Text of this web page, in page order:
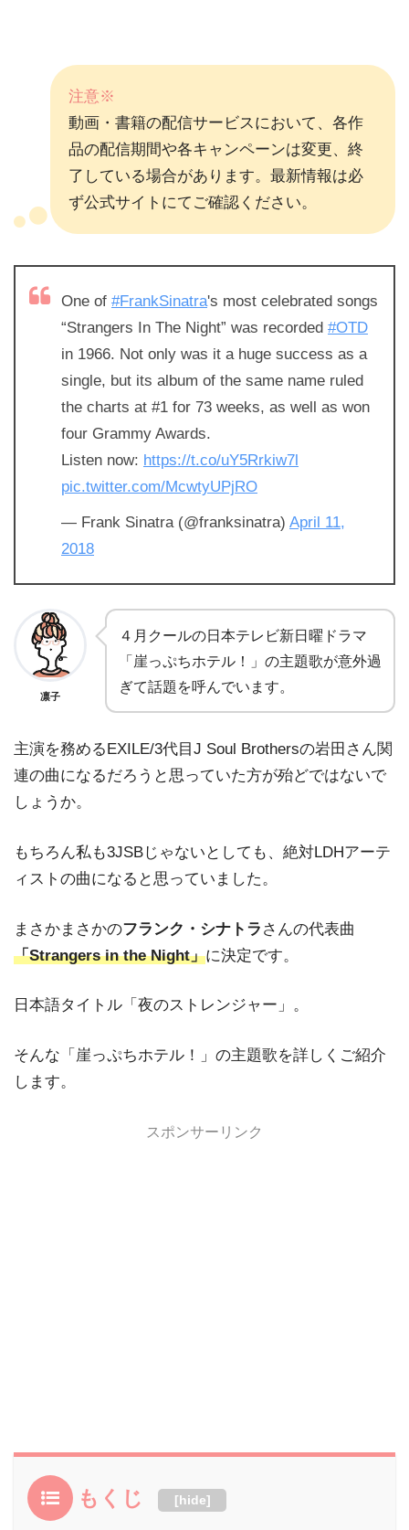
注意※
動画・書籍の配信サービスにおいて、各作
品の配信期間や各キャンペーンは変更、終
了している場合があります。最新情報は必
ず公式サイトにてご確認ください。
One of #FrankSinatra's most celebrated songs
“Strangers In The Night” was recorded #OTD
in 1966. Not only was it a huge success as a
single, but its album of the same name ruled
the charts at #1 for 73 weeks, as well as won
four Grammy Awards.
Listen now: https://t.co/uY5Rrkiw7l
pic.twitter.com/McwtyUPjRO
— Frank Sinatra (@franksinatra) April 11,
2018
凛子
４月クールの日本テレビ新日曜ドラマ
「崖っぷちホテル！」の主題歌が意外過
ぎて話題を呼んでいます。
主演を務めるEXILE/3代目J Soul Brothersの岩田さん関
連の曲になるだろうと思っていた方が殆どではないで
しょうか。
もちろん私も3JSBじゃないとしても、絶対LDHアーテ
ィストの曲になると思っていました。
まさかまさかのフランク・シナトラ さんの代表曲
「Strangers in the Night」に決定です。
日本語タイトル「夜のストレンジャー」。
そんな「崖っぷちホテル！」の主題歌を詳しくご紹介
します。
スポンサーリンク
もくじ [hide]